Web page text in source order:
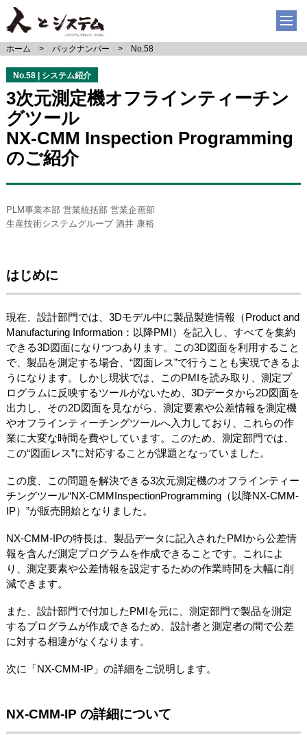
ホーム バックナンバー No.58
No.58 | システム紹介
3次元測定機オフラインティーチン
グツール
NX-CMM Inspection Programming
のご紹介
PLM事業本部 営業統括部 営業企画部
生産技術システムグループ 酒井 康裕
はじめに
現在、設計部門では、3Dモデル中に製品製造情報（Product and
Manufacturing Information：以降PMI）を記入し、すべてを集約
できる3D図面になりつつあります。この3D図面を利用すること
で、製品を測定する場合、“図面レス”で行うことも実現できるよ
うになります。しかし現状では、このPMIを読み取り、測定プ
ログラムに反映するツールがないため、3Dデータから2D図面を
出力し、その2D図面を見ながら、測定要素や公差情報を測定機
やオフラインティーチングツールへ入力しており、これらの作
業に大変な時間を費やしています。このため、測定部門では、
この“図面レス”に対応することが課題となっていました。
この度、この問題を解決できる3次元測定機のオフラインティー
チングツール“NX-CMMInspectionProgramming（以降NX-CMM-
IP）”が販売開始となりました。
NX-CMM-IPの特長は、製品データに記入されたPMIから公差情
報を含んだ測定プログラムを作成できることです。これによ
り、測定要素や公差情報を設定するための作業時間を大幅に削
減できます。
また、設計部門で付加したPMIを元に、測定部門で製品を測定
するプログラムが作成できるため、設計者と測定者の間で公差
に対する相違がなくなります。
次に「NX-CMM-IP」の詳細をご説明します。
NX-CMM-IP の詳細について